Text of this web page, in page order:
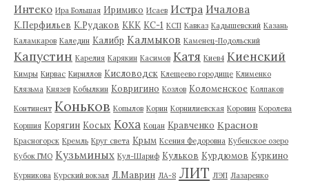
Интеко Ира Большая Иримико Исаев Истра Ичалова
К.Перфильев К.Рудаков ККК КС-1 КСП Кавказ Кадышевский Казань
Каламкаров Каледин Калибр Калмыков Каменец-Подольский
Капустин Карелия Карякин Касимов Катя Киев4 Киенский
Кимры Кирвас Кириллов Кисловодск Клещеево городище Клименко
Клязьма Князев Кобылкин Ковригино Козлов Коломенское Колпаков
Континент Коньков Копылов Корин Корнилиевская Коровин Королева
Коршия Корягин Косых Коха Коцан Кравченко Краснов
Красногорск Кремль Круг света Крым Ксения Федоровна Кубенское озеро
Кубок ГМО Кузьминых Кул-Шариф Кульков Курдюмов Куркино
Курникова Курский вокзал Л.Маврин ЛА-8 ЛИТ ЛЭП Лазаренко